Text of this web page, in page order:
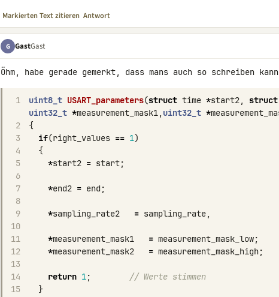
Markierten Text zitieren Antwort
G GastGast
1 uint8_t USART_parameters(struct time *start2, struct
uint32_t *measurement_mask1, uint32_t *
2
{
3
if(right_values == 1)
4
{
5
*start2 = start;
6
7
*end2 = end;
8
9
*sampling_rate2 = sampling_rate,
10
11
*measurement_mask1 = measurement_mask_low;
12
*measurement_mask2 = measurement_mask_high;
13
14
return 1;
// Werte stimmen
15
}